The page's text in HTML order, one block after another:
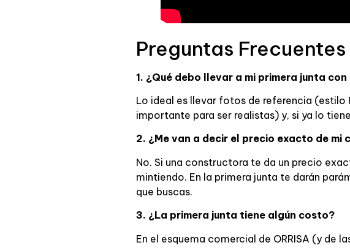
Preguntas
1. ¿Qué debo llevar a mi primera junta
Lo ideal es llevar fotos de referencia
importante para ser realistas) y, si ya lo
2. ¿Me van a decir el precio exacto de mi
No. Si una constructora te da un precio
mintiendo. En la primera junta te darán
que buscas.
3. ¿La primera junta tiene algún costo?
En el esquema comercial de ORRISA (y de